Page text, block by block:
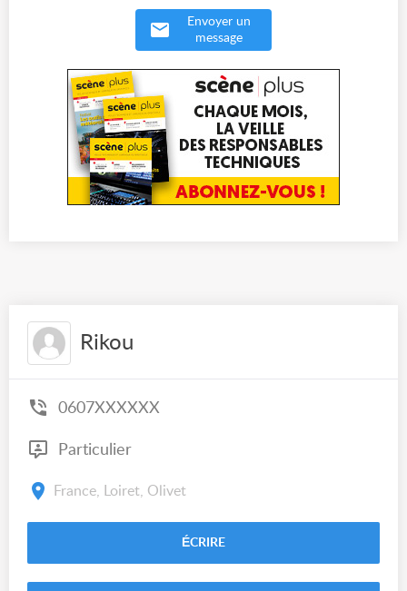
Envoyer un
message
Rikou
0607XXXXXX
Particulier
France, Loiret, Olivet
ÉCRIRE